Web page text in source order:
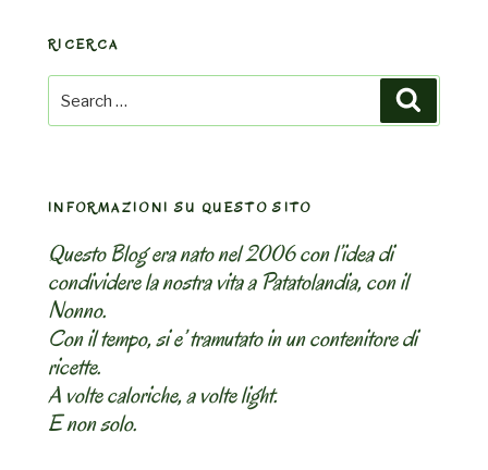
RICERCA
Search
for:
INFORMAZIONI SU QUESTO SITO
Questo Blog era nato nel 2006 con l’idea di
condividere la nostra vita a Patatolandia, con il
Nonno.
Con il tempo, si e’ tramutato in un contenitore di
ricette.
A volte caloriche, a volte light.
E non solo.